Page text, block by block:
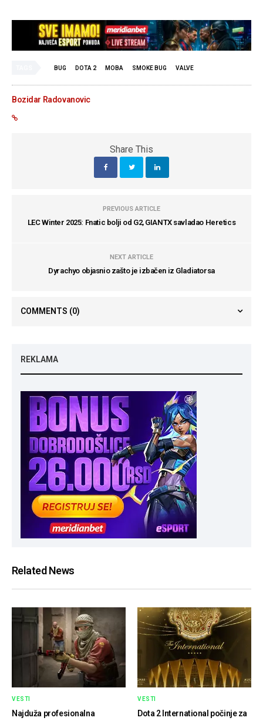
BUG DOTA 2 MOBA SMOKE BUG VALVE
Bozidar Radovanovic
Share This
PREVIOUS ARTICLE
LEC Winter 2025: Fnatic bolji od G2, GIANTX savladao Heretics
NEXT ARTICLE
Dyrachyo objasnio zašto je izbačen iz Gladiatorsa
COMMENTS (0)
REKLAMA
Related News
VESTI
Najduža profesionalna
VESTI
Dota 2 International počinje za